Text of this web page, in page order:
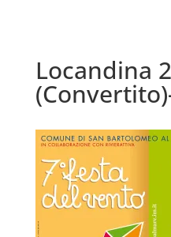
Locandina